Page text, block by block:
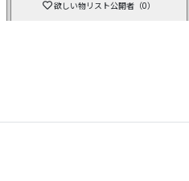
欲しい物リスト公開者（0）